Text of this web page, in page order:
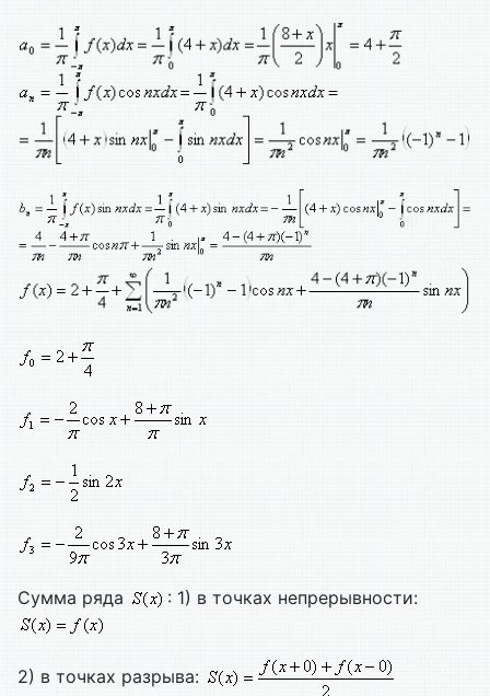
Сумма ряда : 1) в точках непрерывности:
2) в точках разрыва: